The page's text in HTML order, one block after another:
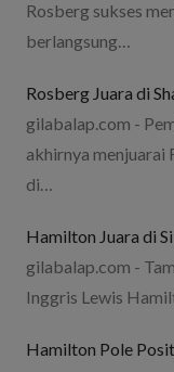
Rosberg sukses
berlangsung…
Rosberg Juara di
gilabalap.com -
akhirnya menjuarai
di…
Hamilton Juara di
gilabalap.com -
Inggris Lewis
Hamilton Pole